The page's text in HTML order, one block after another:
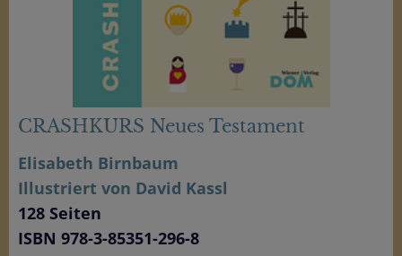
CRASHKURS Neues Testament
Elisabeth Birnbaum
Illustriert von David Kassl
128 Seiten
ISBN 978-3-85351-296-8